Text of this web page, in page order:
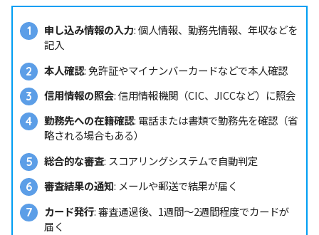
申し込み情報の入力: 個人情報、勤務先情報、年収などを
記入
本人確認: 免許証やマイナンバーカードなどで本人確認
信用情報の照会: 信用情報機関（CIC、JICCなど）に照会
勤務先への在籍確認: 電話または書類で勤務先を確認（省
略される場合もある）
総合的な審査: スコアリングシステムで自動判定
審査結果の通知: メールや郵送で結果が届く
カード発行: 審査通過後、1週間～2週間程度でカードが
届く